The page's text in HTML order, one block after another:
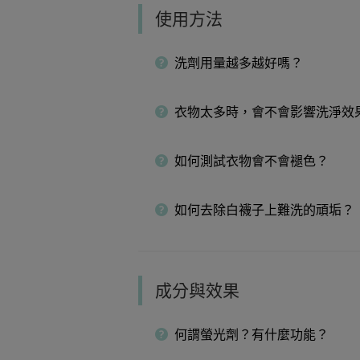
使用方法
洗劑用量越多越好嗎？
衣物太多時，會不會影響洗淨效
如何測試衣物會不會褪色？
如何去除白襪子上難洗的頑垢？
成分與效果
何謂螢光劑？有什麼功能？